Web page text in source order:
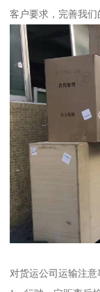
客户要求，完善我们
对货运公司运输注意